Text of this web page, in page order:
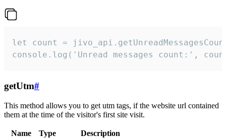
let count =
console.log('Unread messages count:',
getUtm#
This method allows you to get utm tags, if the website url contained
them at the time of the visitor's first site visit.
Name Type
Description